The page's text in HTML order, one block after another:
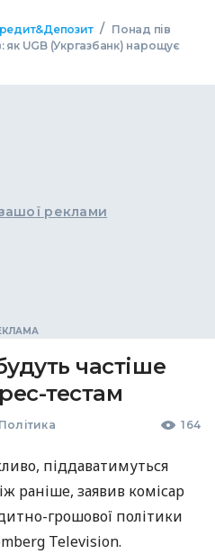
/ Понад пів
UGB (Укргазбанк) нарощує
реклами
частіше
тестам
164
піддаватимуться
раніше, заявив комісар
грошової політики
Television.